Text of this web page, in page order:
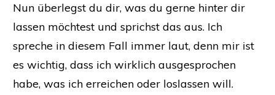
Nun überlegst du dir, was du gerne hinter dir
lassen möchtest und sprichst das aus. Ich
spreche in diesem Fall immer laut, denn mir ist
es wichtig, dass ich wirklich ausgesprochen
habe, was ich erreichen oder loslassen will.